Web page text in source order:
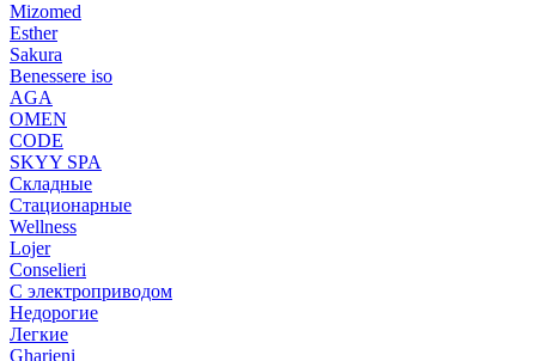
Mizomed
Esther
Sakura
Benessere iso
AGA
OMEN
CODE
SKYY SPA
Складные
Стационарные
Wellness
Lojer
Conselieri
С электроприводом
Недорогие
Легкие
Gharieni